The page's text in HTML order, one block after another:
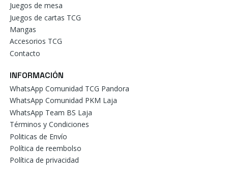
Juegos de mesa
Juegos de cartas TCG
Mangas
Accesorios TCG
Contacto
INFORMACIÓN
WhatsApp Comunidad TCG Pandora
WhatsApp Comunidad PKM Laja
WhatsApp Team BS Laja
Términos y Condiciones
Politicas de Envío
Política de reembolso
Política de privacidad